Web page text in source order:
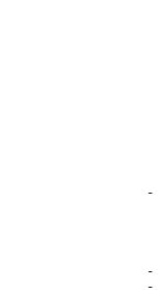
-
-